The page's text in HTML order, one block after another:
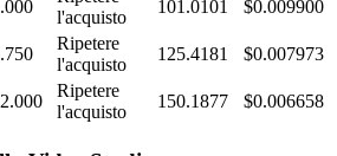
l'acquisto
101.0101 $0.009900
Ripetere
l'acquisto
125.4181 $0.007973
Ripetere
l'acquisto
150.1877 $0.006658